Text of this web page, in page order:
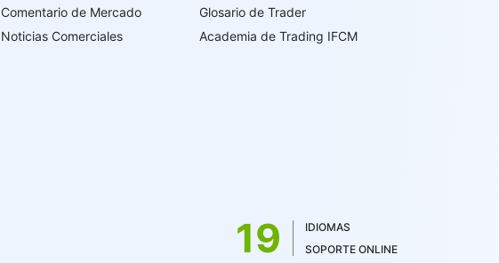
Comentario de Mercado
Noticias Comerciales
Glosario de Trader
Academia de Trading IFCM
19
IDIOMAS
SOPORTE ONLINE